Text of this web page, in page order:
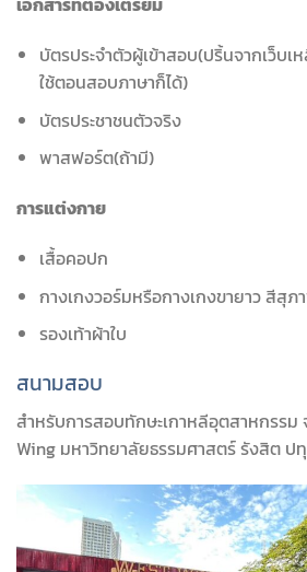
บัตรประจำตัวผู้เข้าสอบ(ปริ้นจากเว็บเ
ใช้ตอนสอบภาษาก็ได้)
บัตรประชาชนตัวจริง
พาสฟอร์ต(ถ้ามี)
การแต่งกาย
เสื้อคอปก
กางเกงวอร์มหรือกางเกงขายาว สีสุภ
รองเท้าผ้าใบ
สนามสอบ
สำหรับการสอบทักษะเกาหลีอุตสาหกรรม
Wing มหาวิทยาลัยธรรมศาสตร์ รังสิต ป